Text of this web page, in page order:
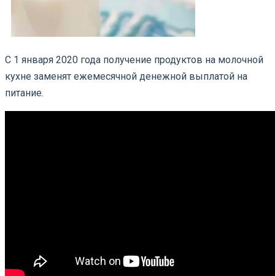
С 1 января 2020 года получение продуктов на молочной
кухне заменят ежемесячной денежной выплатой на
питание.